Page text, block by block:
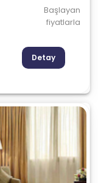
Başlayan
fiyatlarla
Detay